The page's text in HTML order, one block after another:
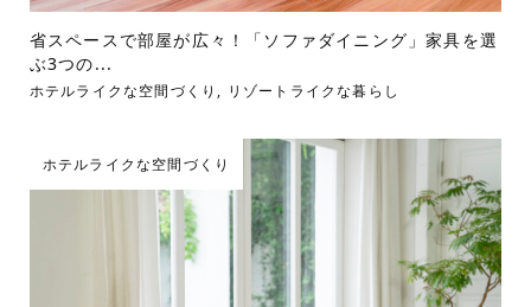
省スペースで部屋が広々！「ソファダイニング」家具を選
ぶ3つの...
ホテルライクな空間づくり , リゾートライクな暮らし
ホテルライクな空間づくり